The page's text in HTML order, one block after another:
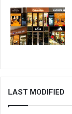
LAST MODIFIED